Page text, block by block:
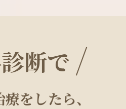
断で
をしたら、